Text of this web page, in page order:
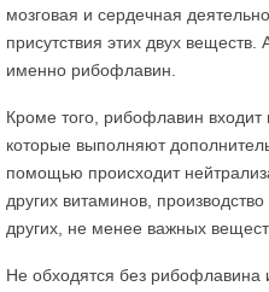
мозговая и сердечная
присутствия этих двух веществ.
именно рибофлавин.
Кроме того, рибофлавин входит
которые выполняют
помощью происходит
других витаминов,
других, не менее важных
Не обходятся без рибофлавина